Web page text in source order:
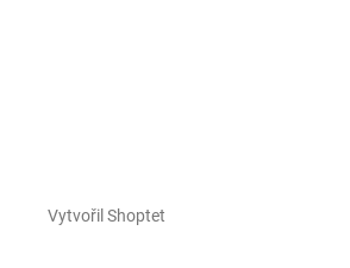
Vytvořil Shoptet